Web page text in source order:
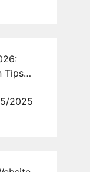
Tips
2025